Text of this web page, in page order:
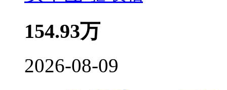
154.93万
2026-08-09